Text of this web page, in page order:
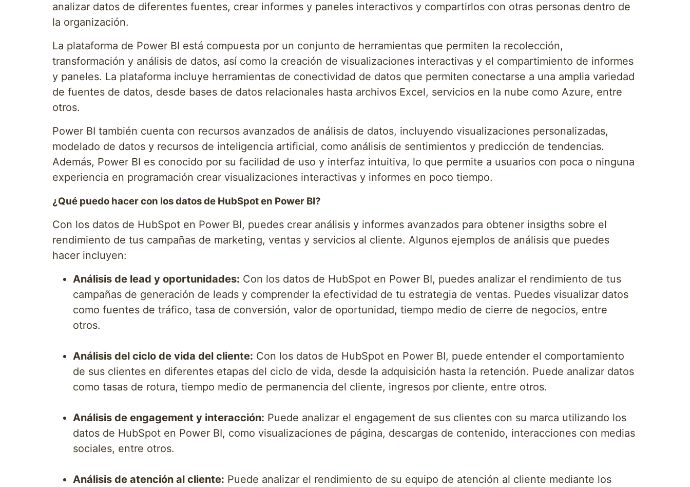
analizar datos de diferentes fuentes, crear informes y paneles interactivos y compartirlos con otras personas dentro de
la organización.
La plataforma de Power BI está compuesta por un conjunto de herramientas que permiten la recolección,
transformación y análisis de datos, así como la creación de visualizaciones interactivas y el compartimiento de informes
y paneles. La plataforma incluye herramientas de conectividad de datos que permiten conectarse a una amplia variedad
de fuentes de datos, desde bases de datos relacionales hasta archivos Excel, servicios en la nube como Azure, entre
otros.
Power BI también cuenta con recursos avanzados de análisis de datos, incluyendo visualizaciones personalizadas,
modelado de datos y recursos de inteligencia artificial, como análisis de sentimientos y predicción de tendencias.
Además, Power BI es conocido por su facilidad de uso y interfaz intuitiva, lo que permite a usuarios con poca o ninguna
experiencia en programación crear visualizaciones interactivas y informes en poco tiempo.
¿Qué puedo hacer con los datos de HubSpot en Power BI?
Con los datos de HubSpot en Power BI, puedes crear análisis y informes avanzados para obtener insigths sobre el
rendimiento de tus campañas de marketing, ventas y servicios al cliente. Algunos ejemplos de análisis que puedes
hacer incluyen:
Análisis de lead y oportunidades: Con los datos de HubSpot en Power BI, puedes analizar el rendimiento de tus
campañas de generación de leads y comprender la efectividad de tu estrategia de ventas. Puedes visualizar datos
como fuentes de tráfico, tasa de conversión, valor de oportunidad, tiempo medio de cierre de negocios, entre
otros.
Análisis del ciclo de vida del cliente: Con los datos de HubSpot en Power BI, puede entender el comportamiento
de sus clientes en diferentes etapas del ciclo de vida, desde la adquisición hasta la retención. Puede analizar datos
como tasas de rotura, tiempo medio de permanencia del cliente, ingresos por cliente, entre otros.
Análisis de engagement y interacción: Puede analizar el engagement de sus clientes con su marca utilizando los
datos de HubSpot en Power BI, como visualizaciones de página, descargas de contenido, interacciones con medias
sociales, entre otros.
Análisis de atención al cliente: Puede analizar el rendimiento de su equipo de atención al cliente mediante los